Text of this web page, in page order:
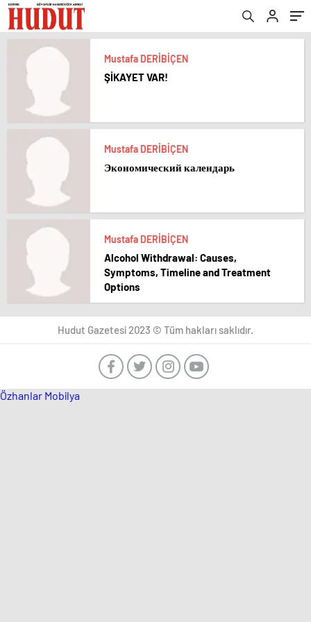
Mustafa DERİBİÇEN
ŞİKAYET VAR!
Mustafa DERİBİÇEN
Экономический календарь
Mustafa DERİBİÇEN
Alcohol Withdrawal: Causes,
Symptoms, Timeline and Treatment
Options
Hudut Gazetesi 2023 © Tüm hakları saklıdır.
Özhanlar Mobilya